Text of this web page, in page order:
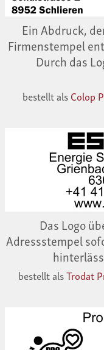
Ein Abdruck,
Firmenstempel
Durch das
bestellt alsColop
Das Logo
Adressstempel
bestellt alsTrodat